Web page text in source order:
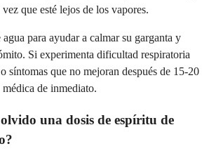
que esté lejos de los vapores.
para ayudar a calmar su garganta y
Si experimenta dificultad respiratoria
síntomas que no mejoran después de 15-20
de inmediato.
una dosis de espíritu de